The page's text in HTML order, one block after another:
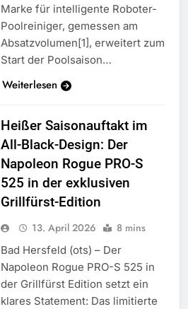
Marke für intelligente Roboter-
Poolreiniger, gemessen am
Absatzvolumen[1], erweitert zum
Start der Poolsaison…
Weiterlesen
Heißer Saisonauftakt im
All-Black-Design: Der
Napoleon Rogue PRO-S
525 in der exklusiven
Grillfürst-Edition
13. April 2026 8 mins
Bad Hersfeld (ots) – Der
Napoleon Rogue PRO-S 525 in
der Grillfürst Edition setzt ein
klares Statement: Das limitierte